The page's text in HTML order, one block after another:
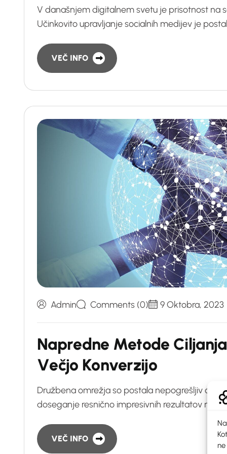
V današnjem digitalnem svetu je prisotnost na
Učinkovito upravljanje socialnih medijev je
VEČ INFO
Admin Comments (0) 9 Oktobra, 2023
Napredne Metode Ciljanja
Večjo Konverzijo
Družbena omrežja so postala nepogrešljiv del
doseganje resnično impresivnih rezultatov na
VEČ INFO